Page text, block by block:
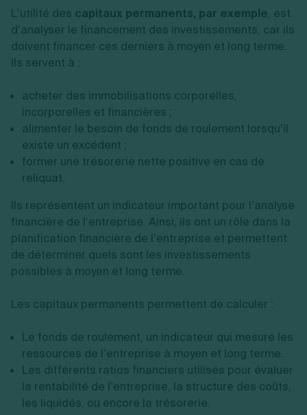
L’utilité des capitaux permanents, par exemple, est
d’analyser le financement des investissements, car ils
doivent financer ces derniers à moyen et long terme.
Ils servent à :
acheter des immobilisations corporelles,
incorporelles et financières ;
alimenter le besoin de fonds de roulement lorsqu’il
existe un excédent ;
former une trésorerie nette positive en cas de
reliquat.
Ils représentent un indicateur important pour l’analyse
financière de l’entreprise. Ainsi, ils ont un rôle dans la
planification financière de l’entreprise et permettent
de déterminer quels sont les investissements
possibles à moyen et long terme.
Les capitaux permanents permettent de calculer :
Le fonds de roulement, un indicateur qui mesure les
ressources de l’entreprise à moyen et long terme.
Les différents ratios financiers utilisés pour évaluer
la rentabilité de l’entreprise, la structure des coûts,
les liquidés, ou encore la trésorerie.